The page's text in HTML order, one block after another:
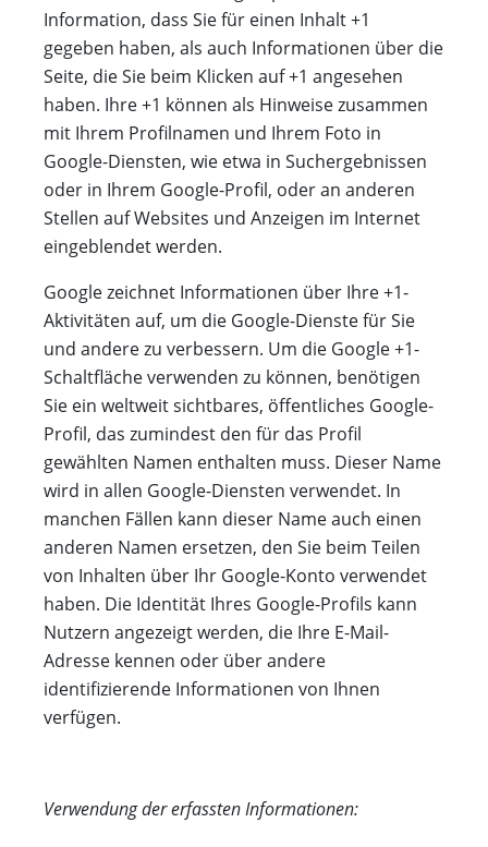
Information, dass Sie für einen Inhalt +1
gegeben haben, als auch Informationen über die
Seite, die Sie beim Klicken auf +1 angesehen
haben. Ihre +1 können als Hinweise zusammen
mit Ihrem Profilnamen und Ihrem Foto in
Google-Diensten, wie etwa in Suchergebnissen
oder in Ihrem Google-Profil, oder an anderen
Stellen auf Websites und Anzeigen im Internet
eingeblendet werden.
Google zeichnet Informationen über Ihre +1-
Aktivitäten auf, um die Google-Dienste für Sie
und andere zu verbessern. Um die Google +1-
Schaltfläche verwenden zu können, benötigen
Sie ein weltweit sichtbares, öffentliches Google-
Profil, das zumindest den für das Profil
gewählten Namen enthalten muss. Dieser Name
wird in allen Google-Diensten verwendet. In
manchen Fällen kann dieser Name auch einen
anderen Namen ersetzen, den Sie beim Teilen
von Inhalten über Ihr Google-Konto verwendet
haben. Die Identität Ihres Google-Profils kann
Nutzern angezeigt werden, die Ihre E-Mail-
Adresse kennen oder über andere
identifizierende Informationen von Ihnen
verfügen.
Verwendung der erfassten Informationen: